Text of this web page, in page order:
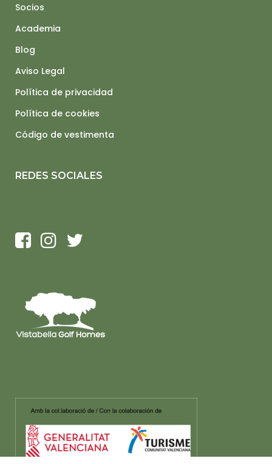
Socios
Academia
Blog
Aviso Legal
Política de privacidad
Política de cookies
Código de vestimenta
REDES SOCIALES